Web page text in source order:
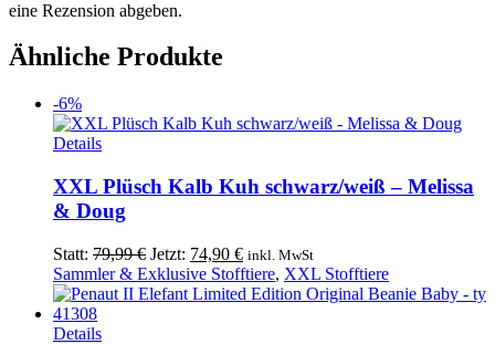
eine Rezension abgeben.
Ähnliche Produkte
-6%
Details
XXL Plüsch Kalb Kuh schwarz/weiß – Melissa
& Doug
Statt: 79,99€ Ursprünglicher
Preis
war:
Jetzt: 74,90 €Aktueller
Preis
ist:
inkl. MwSt
Sammler & Exklusive Stofftiere, XXL Stofftiere
Details